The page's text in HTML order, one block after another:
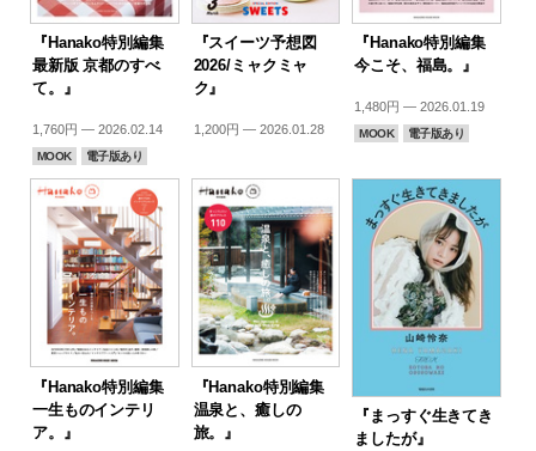
『Hanako特別編集
最新版 京都のすべ
て。』
1,760円 — 2026.02.14
MOOK 電子版あり
『スイーツ予想図
2026/ミャクミャ
ク』
1,200円 — 2026.01.28
『Hanako特別編集
今こそ、福島。』
1,480円 — 2026.01.19
MOOK 電子版あり
『Hanako特別編集
一生ものインテリ
ア。』
『Hanako特別編集
温泉と、癒しの
旅。』
『まっすぐ生きてき
ましたが』